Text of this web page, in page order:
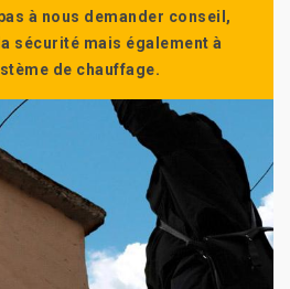
à nous demander conseil,
sécurité mais également à
de chauffage.